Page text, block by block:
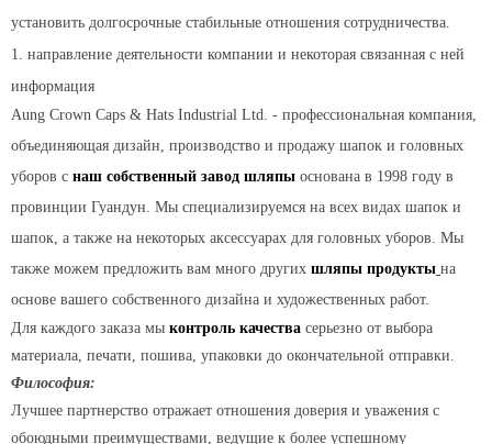
установить долгосрочные стабильные отношения сотрудничества.
1. направление деятельности компании и некоторая связанная с ней
информация
Aung Crown Caps & Hats Industrial Ltd. - профессиональная компания,
объединяющая дизайн, производство и продажу шапок и головных
уборов с наш собственный завод шляпы основана в 1998 году в
провинции Гуандун. Мы специализируемся на всех видах шапок и
шапок, а также на некоторых аксессуарах для головных уборов. Мы
также можем предложить вам много других шляпы продукты на
основе вашего собственного дизайна и художественных работ.
Для каждого заказа мы контроль качества серьезно от выбора
материала, печати, пошива, упаковки до окончательной отправки.
Философия:
Лучшее партнерство отражает отношения доверия и уважения с
обоюдными преимуществами, ведущие к более успешному